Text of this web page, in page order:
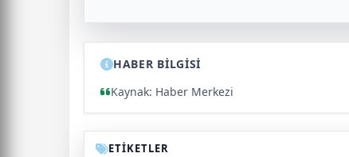
HABER BİLGİSİ
Kaynak: Haber Merkezi
ETİKETLER